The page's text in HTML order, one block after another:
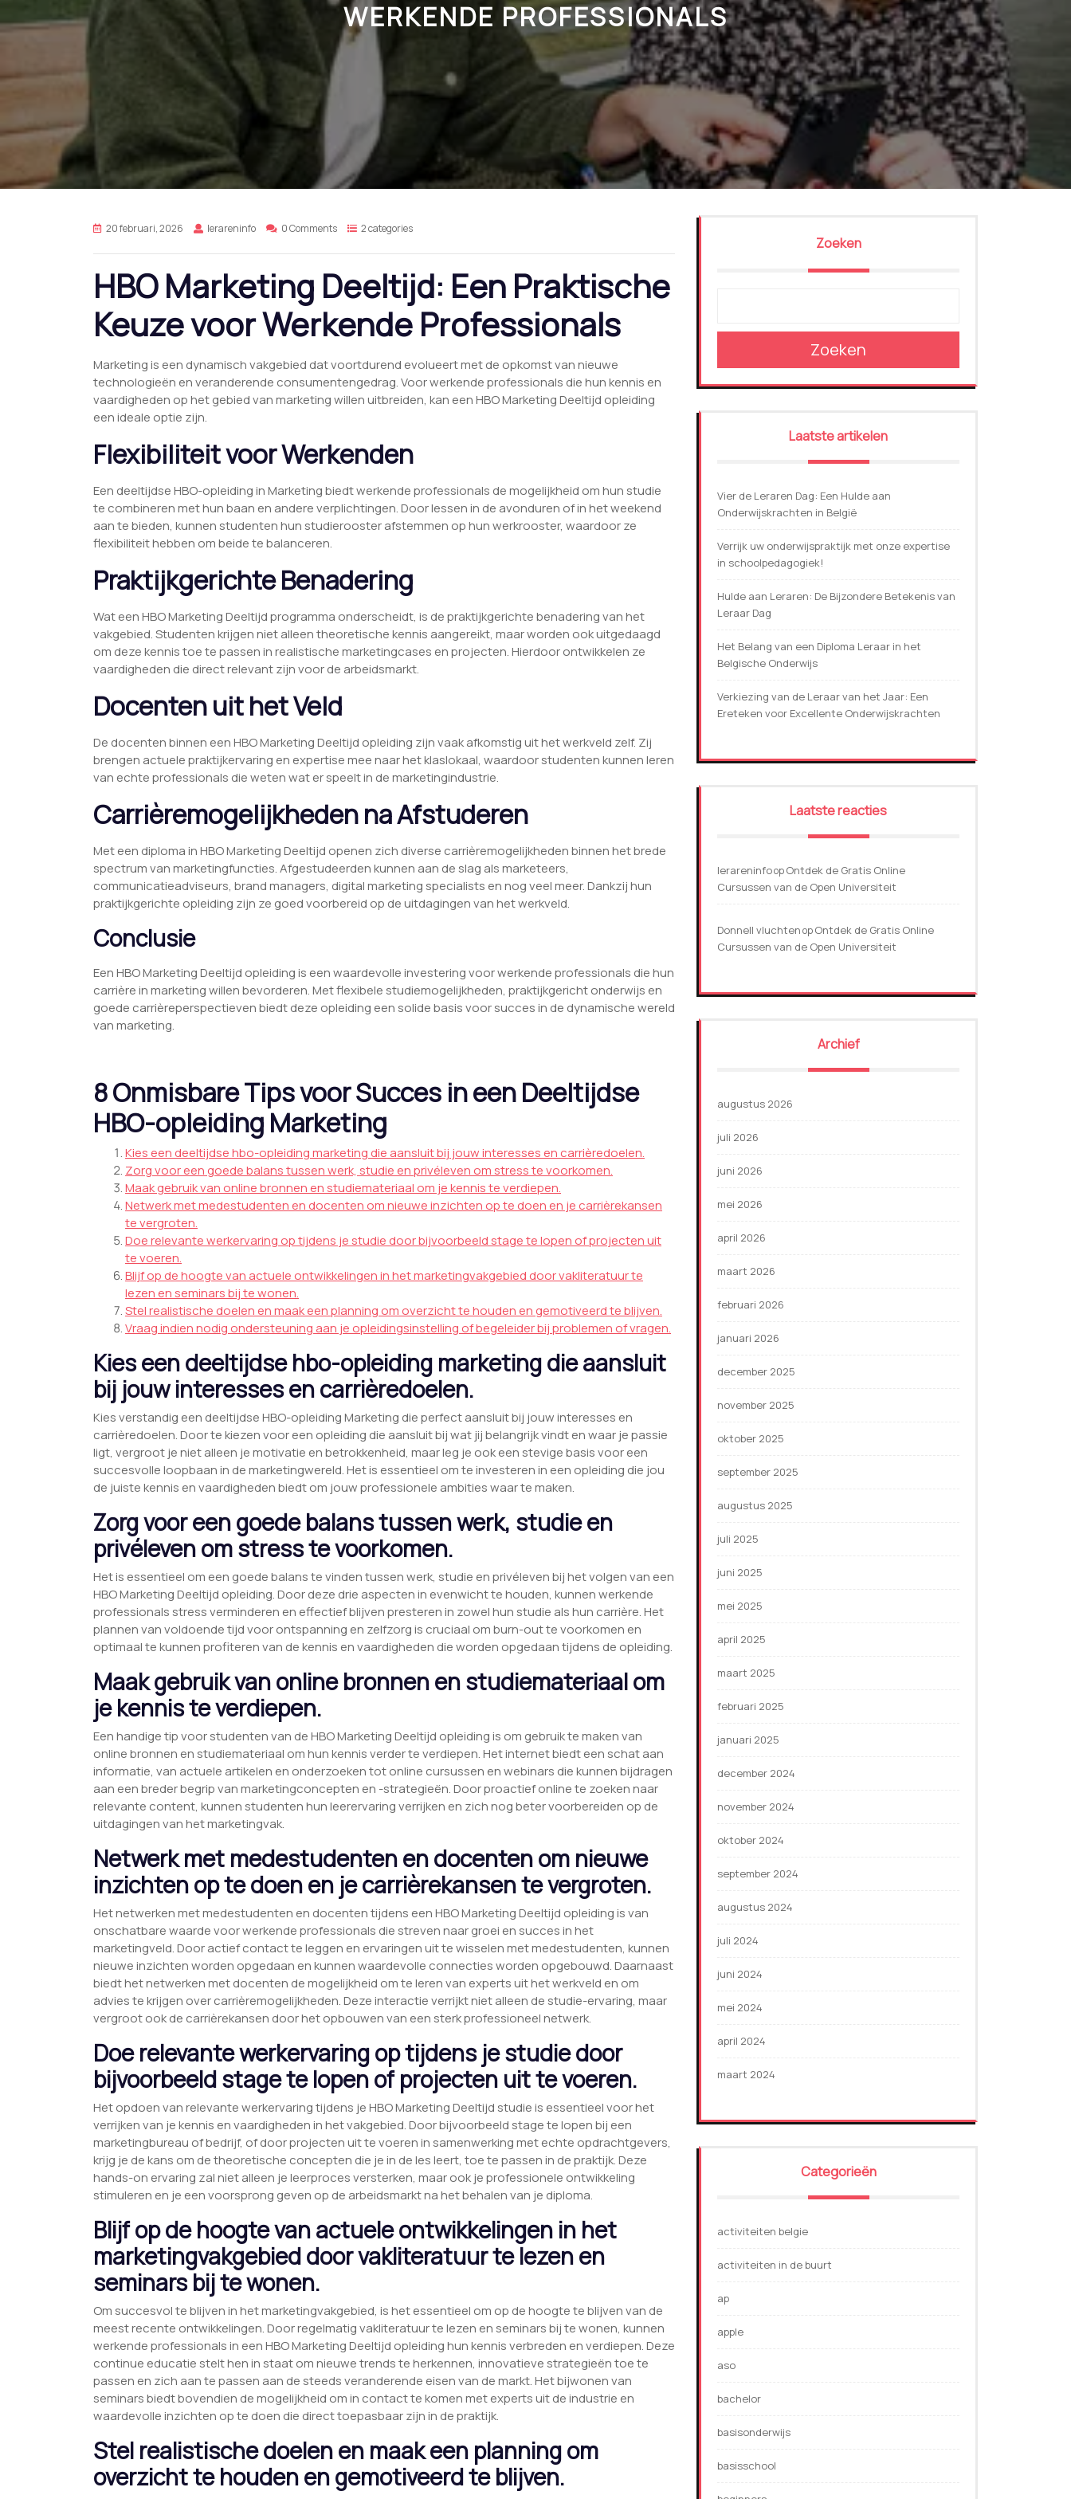
WERKENDE PROFESSIONALS
20 februari, 2026 lerareninfo 0 Comments 2 categories
HBO Marketing Deeltijd: Een Praktische
Keuze voor Werkende Professionals
Marketing is een dynamisch vakgebied dat voortdurend evolueert met de opkomst van nieuwe
technologieën en veranderende consumentengedrag. Voor werkende professionals die hun kennis en
vaardigheden op het gebied van marketing willen uitbreiden, kan een HBO Marketing Deeltijd opleiding
een ideale optie zijn.
Flexibiliteit voor Werkenden
Een deeltijdse HBO-opleiding in Marketing biedt werkende professionals de mogelijkheid om hun studie
te combineren met hun baan en andere verplichtingen. Door lessen in de avonduren of in het weekend
aan te bieden, kunnen studenten hun studierooster afstemmen op hun werkrooster, waardoor ze
flexibiliteit hebben om beide te balanceren.
Praktijkgerichte Benadering
Wat een HBO Marketing Deeltijd programma onderscheidt, is de praktijkgerichte benadering van het
vakgebied. Studenten krijgen niet alleen theoretische kennis aangereikt, maar worden ook uitgedaagd
om deze kennis toe te passen in realistische marketingcases en projecten. Hierdoor ontwikkelen ze
vaardigheden die direct relevant zijn voor de arbeidsmarkt.
Docenten uit het Veld
De docenten binnen een HBO Marketing Deeltijd opleiding zijn vaak afkomstig uit het werkveld zelf. Zij
brengen actuele praktijkervaring en expertise mee naar het klaslokaal, waardoor studenten kunnen leren
van echte professionals die weten wat er speelt in de marketingindustrie.
Carrièremogelijkheden na Afstuderen
Met een diploma in HBO Marketing Deeltijd openen zich diverse carrièremogelijkheden binnen het brede
spectrum van marketingfuncties. Afgestudeerden kunnen aan de slag als marketeers,
communicatieadviseurs, brand managers, digital marketing specialists en nog veel meer. Dankzij hun
praktijkgerichte opleiding zijn ze goed voorbereid op de uitdagingen van het werkveld.
Conclusie
Een HBO Marketing Deeltijd opleiding is een waardevolle investering voor werkende professionals die hun
carrière in marketing willen bevorderen. Met flexibele studiemogelijkheden, praktijkgericht onderwijs en
goede carrièreperspectieven biedt deze opleiding een solide basis voor succes in de dynamische wereld
van marketing.
8 Onmisbare Tips voor Succes in een Deeltijdse
HBO-opleiding Marketing
Kies een deeltijdse hbo-opleiding marketing die aansluit bij jouw interesses en carrièredoelen.
Zorg voor een goede balans tussen werk, studie en privéleven om stress te voorkomen.
Maak gebruik van online bronnen en studiemateriaal om je kennis te verdiepen.
Netwerk met medestudenten en docenten om nieuwe inzichten op te doen en je carrièrekansen
te vergroten.
Doe relevante werkervaring op tijdens je studie door bijvoorbeeld stage te lopen of projecten uit
te voeren.
Blijf op de hoogte van actuele ontwikkelingen in het marketingvakgebied door vakliteratuur te
lezen en seminars bij te wonen.
Stel realistische doelen en maak een planning om overzicht te houden en gemotiveerd te blijven.
Vraag indien nodig ondersteuning aan je opleidingsinstelling of begeleider bij problemen of vragen.
Kies een deeltijdse hbo-opleiding marketing die aansluit
bij jouw interesses en carrièredoelen.
Kies verstandig een deeltijdse HBO-opleiding Marketing die perfect aansluit bij jouw interesses en
carrièredoelen. Door te kiezen voor een opleiding die aansluit bij wat jij belangrijk vindt en waar je passie
ligt, vergroot je niet alleen je motivatie en betrokkenheid, maar leg je ook een stevige basis voor een
succesvolle loopbaan in de marketingwereld. Het is essentieel om te investeren in een opleiding die jou
de juiste kennis en vaardigheden biedt om jouw professionele ambities waar te maken.
Zorg voor een goede balans tussen werk, studie en
privéleven om stress te voorkomen.
Het is essentieel om een goede balans te vinden tussen werk, studie en privéleven bij het volgen van een
HBO Marketing Deeltijd opleiding. Door deze drie aspecten in evenwicht te houden, kunnen werkende
professionals stress verminderen en effectief blijven presteren in zowel hun studie als hun carrière. Het
plannen van voldoende tijd voor ontspanning en zelfzorg is cruciaal om burn-out te voorkomen en
optimaal te kunnen profiteren van de kennis en vaardigheden die worden opgedaan tijdens de opleiding.
Maak gebruik van online bronnen en studiemateriaal om
je kennis te verdiepen.
Een handige tip voor studenten van de HBO Marketing Deeltijd opleiding is om gebruik te maken van
online bronnen en studiemateriaal om hun kennis verder te verdiepen. Het internet biedt een schat aan
informatie, van actuele artikelen en onderzoeken tot online cursussen en webinars die kunnen bijdragen
aan een breder begrip van marketingconcepten en -strategieën. Door proactief online te zoeken naar
relevante content, kunnen studenten hun leerervaring verrijken en zich nog beter voorbereiden op de
uitdagingen van het marketingvak.
Netwerk met medestudenten en docenten om nieuwe
inzichten op te doen en je carrièrekansen te vergroten.
Het netwerken met medestudenten en docenten tijdens een HBO Marketing Deeltijd opleiding is van
onschatbare waarde voor werkende professionals die streven naar groei en succes in het
marketingveld. Door actief contact te leggen en ervaringen uit te wisselen met medestudenten, kunnen
nieuwe inzichten worden opgedaan en kunnen waardevolle connecties worden opgebouwd. Daarnaast
biedt het netwerken met docenten de mogelijkheid om te leren van experts uit het werkveld en om
advies te krijgen over carrièremogelijkheden. Deze interactie verrijkt niet alleen de studie-ervaring, maar
vergroot ook de carrièrekansen door het opbouwen van een sterk professioneel netwerk.
Doe relevante werkervaring op tijdens je studie door
bijvoorbeeld stage te lopen of projecten uit te voeren.
Het opdoen van relevante werkervaring tijdens je HBO Marketing Deeltijd studie is essentieel voor het
verrijken van je kennis en vaardigheden in het vakgebied. Door bijvoorbeeld stage te lopen bij een
marketingbureau of bedrijf, of door projecten uit te voeren in samenwerking met echte opdrachtgevers,
krijg je de kans om de theoretische concepten die je in de les leert, toe te passen in de praktijk. Deze
hands-on ervaring zal niet alleen je leerproces versterken, maar ook je professionele ontwikkeling
stimuleren en je een voorsprong geven op de arbeidsmarkt na het behalen van je diploma.
Blijf op de hoogte van actuele ontwikkelingen in het
marketingvakgebied door vakliteratuur te lezen en
seminars bij te wonen.
Om succesvol te blijven in het marketingvakgebied, is het essentieel om op de hoogte te blijven van de
meest recente ontwikkelingen. Door regelmatig vakliteratuur te lezen en seminars bij te wonen, kunnen
werkende professionals in een HBO Marketing Deeltijd opleiding hun kennis verbreden en verdiepen. Deze
continue educatie stelt hen in staat om nieuwe trends te herkennen, innovatieve strategieën toe te
passen en zich aan te passen aan de steeds veranderende eisen van de markt. Het bijwonen van
seminars biedt bovendien de mogelijkheid om in contact te komen met experts uit de industrie en
waardevolle inzichten op te doen die direct toepasbaar zijn in de praktijk.
Stel realistische doelen en maak een planning om
overzicht te houden en gemotiveerd te blijven.
Zoeken
Zoeken
Laatste artikelen
Vier de Leraren Dag: Een Hulde aan
Onderwijskrachten in België
Verrijk uw onderwijspraktijk met onze expertise
in schoolpedagogiek!
Hulde aan Leraren: De Bijzondere Betekenis van
Leraar Dag
Het Belang van een Diploma Leraar in het
Belgische Onderwijs
Verkiezing van de Leraar van het Jaar: Een
Ereteken voor Excellente Onderwijskrachten
Laatste reacties
lerareninfoopOntdek de Gratis Online
Cursussen van de Open Universiteit
Donnell vluchtenopOntdek de Gratis Online
Cursussen van de Open Universiteit
Archief
augustus 2026
juli 2026
juni 2026
mei 2026
april 2026
maart 2026
februari 2026
januari 2026
december 2025
november 2025
oktober 2025
september 2025
augustus 2025
juli 2025
juni 2025
mei 2025
april 2025
maart 2025
februari 2025
januari 2025
december 2024
november 2024
oktober 2024
september 2024
augustus 2024
juli 2024
juni 2024
mei 2024
april 2024
maart 2024
Categorieën
activiteiten belgie
activiteiten in de buurt
ap
apple
aso
bachelor
basisonderwijs
basisschool